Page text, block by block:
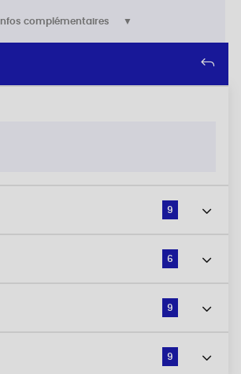
Infos complémentaires
9
6
9
9